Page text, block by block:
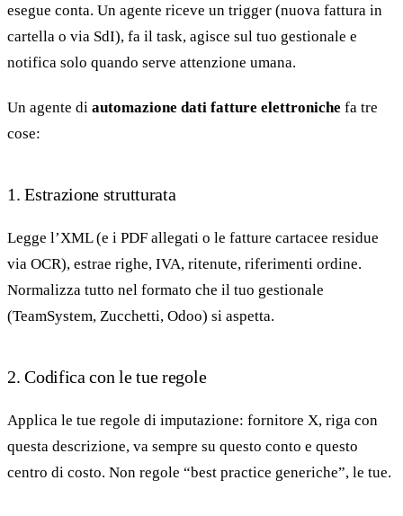
esegue conta. Un agente riceve un trigger (nuova fattura in
cartella o via SdI), fa il task, agisce sul tuo gestionale e
notifica solo quando serve attenzione umana.
Un agente di automazione dati fatture elettroniche fa tre
cose:
1. Estrazione strutturata
Legge l’XML (e i PDF allegati o le fatture cartacee residue
via OCR), estrae righe, IVA, ritenute, riferimenti ordine.
Normalizza tutto nel formato che il tuo gestionale
(TeamSystem, Zucchetti, Odoo) si aspetta.
2. Codifica con le tue regole
Applica le tue regole di imputazione: fornitore X, riga con
questa descrizione, va sempre su questo conto e questo
centro di costo. Non regole “best practice generiche”, le tue.